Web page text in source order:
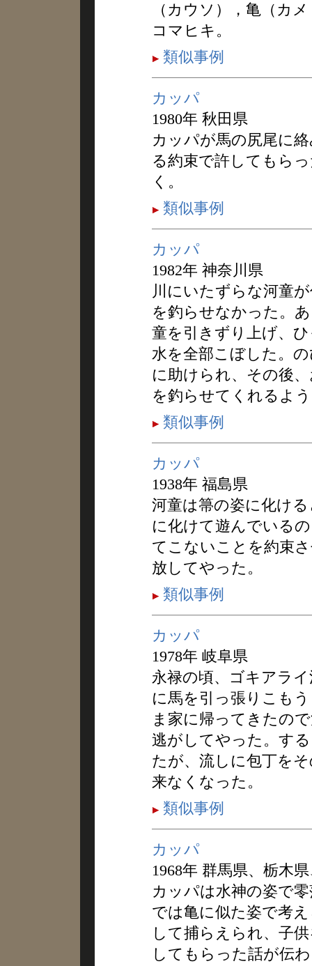
（カウソ），亀（カ
コマヒキ。
類似事例
カッパ
1980年 秋田県
カッパが馬の尻尾に
る約束で許してもら
く。
類似事例
カッパ
1982年 神奈川県
川にいたずらな河童
を釣らせなかった。
童を引きずり上げ、
水を全部こぼした。
に助けられ、その後
を釣らせてくれるよ
類似事例
カッパ
1938年 福島県
河童は箒の姿に化け
に化けて遊んでいる
てこないことを約束
放してやった。
類似事例
カッパ
1978年 岐阜県
永禄の頃、ゴキアラ
に馬を引っ張りこも
ま家に帰ってきたの
逃がしてやった。す
たが、流しに包丁を
来なくなった。
類似事例
カッパ
1968年 群馬県、栃木
カッパは水神の姿で
では亀に似た姿で考
して捕らえられ、子
してもらった話が伝